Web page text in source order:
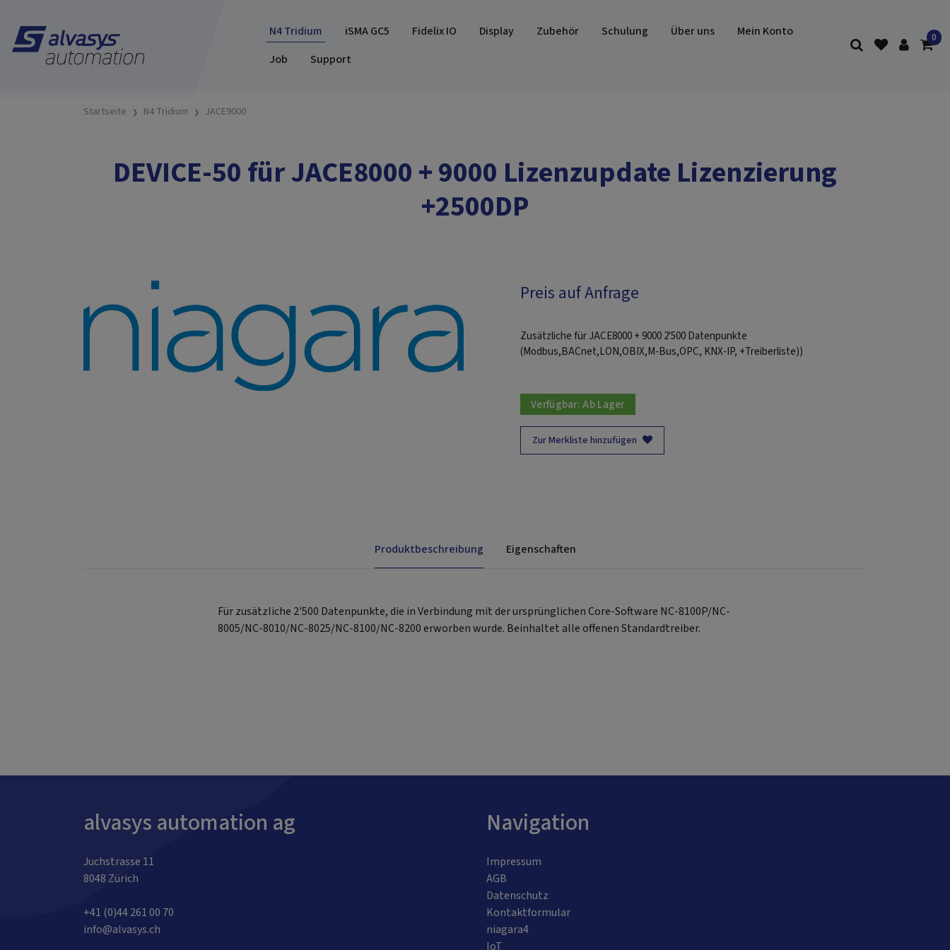
N4 Tridium iSMA GC5 Fidelix IO Display Zubehör Schulung Über uns
Mein Konto
Job
Support
Startseite N4 Tridium JACE9000
DEVICE-50 für JACE8000 + 9000 Lizenzupdate Lizenzierung
+2500DP
Preis auf Anfrage
Zusätzliche für JACE8000 + 9000 2'500 Datenpunkte
(Modbus,BACnet,LON,OBIX,M-Bus,OPC, KNX-IP, +Treiberliste))
Verfügbar:Ab Lager
Zur Merkliste hinzufügen
Produktbeschreibung Eigenschaften
Für zusätzliche 2'500 Datenpunkte, die in Verbindung mit der ursprünglichen Core-Software NC-8100P/NC-
8005/NC-8010/NC-8025/NC-8100/NC-8200 erworben wurde. Beinhaltet alle offenen Standardtreiber.
alvasys automation ag
Juchstrasse 11
8048 Zürich
+41 (0)44 261 00 70
info@alvasys.ch
Navigation
Impressum
AGB
Datenschutz
Kontaktformular
niagara4
IoT